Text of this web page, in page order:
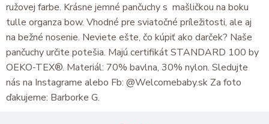
ružovej farbe. Krásne jemné pančuchy s mašličkou na boku
tulle organza bow. Vhodné pre sviatočné príležitosti, ale aj
na bežné nosenie. Neviete ešte, čo kúpiť ako darček? Naše
pančuchy určite potešia. Majú certifikát STANDARD 100 by
OEKO-TEX®. Materiál: 70% bavlna, 30% nylon. Sledujte
nás na Instagrame alebo Fb: @Welcomebaby.sk Za foto
ďakujeme: Barborke G.